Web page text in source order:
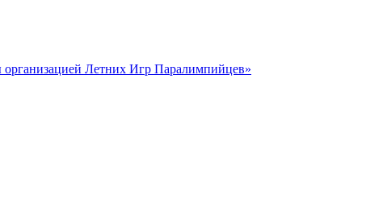
организацией Летних Игр Паралимпийцев»